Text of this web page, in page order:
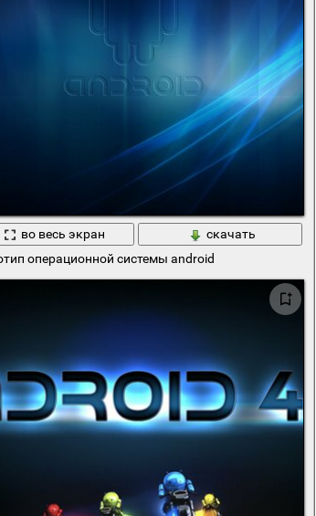
во весь экран
скачать
операционной системы android